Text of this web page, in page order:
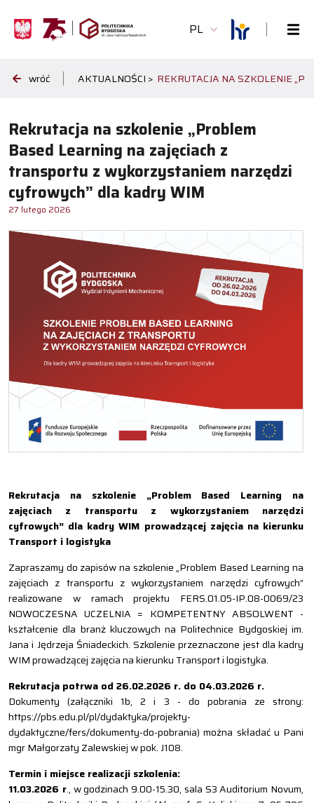
PL
wróć AKTUALNOŚCI > REKRUTACJA NA SZKOLENIE
Rekrutacja na szkolenie „Problem
Based Learning na zajęciach z
transportu z wykorzystaniem narzędzi
cyfrowych” dla kadry WIM
27 lutego 2026
Rekrutacja na szkolenie „Problem Based Learning na
zajęciach z transportu z wykorzystaniem narzędzi
cyfrowych” dla kadry WIM prowadzącej zajęcia na kierunku
Transport i logistyka
Zapraszamy do zapisów na szkolenie „Problem Based Learning na
zajęciach z transportu z wykorzystaniem narzędzi cyfrowych”
realizowane w ramach projektu FERS.01.05-IP.08-0069/23
NOWOCZESNA UCZELNIA = KOMPETENTNY ABSOLWENT -
kształcenie dla branż kluczowych na Politechnice Bydgoskiej im.
Jana i Jędrzeja Śniadeckich. Szkolenie przeznaczone jest dla kadry
WIM prowadzącej zajęcia na kierunku Transport i logistyka.
Rekrutacja potrwa od 26.02.2026 r. do 04.03.2026 r.
Dokumenty (załączniki 1b, 2 i 3 - do pobrania ze strony:
https://pbs.edu.pl/pl/dydaktyka/projekty-
dydaktyczne/fers/dokumenty-do-pobrania) można składać u Pani
mgr Małgorzaty Zalewskiej w pok. J108.
Termin i miejsce realizacji szkolenia:
11.03.2026 r., w godzinach 9.00-15.30, sala S3 Auditorium Novum,